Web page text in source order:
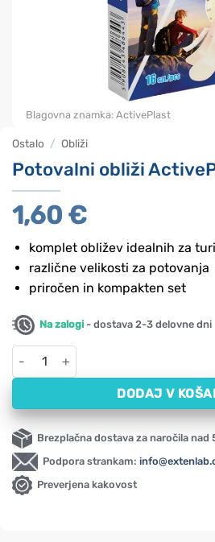
Ostalo / Obliži
Potovalni obliži
1,60 €
komplet obližev idealnih za
različne velikosti za potovanja
priročen in kompakten set
Na zalogi - dostava 2-3 delovne dni
Potovalni obliži ActivePlast (16
DODAJ V
Brezplačna dostava za naročila nad
Podpora strankam:
Preverjena kakovost
Blagovna znamka: ActivePlast